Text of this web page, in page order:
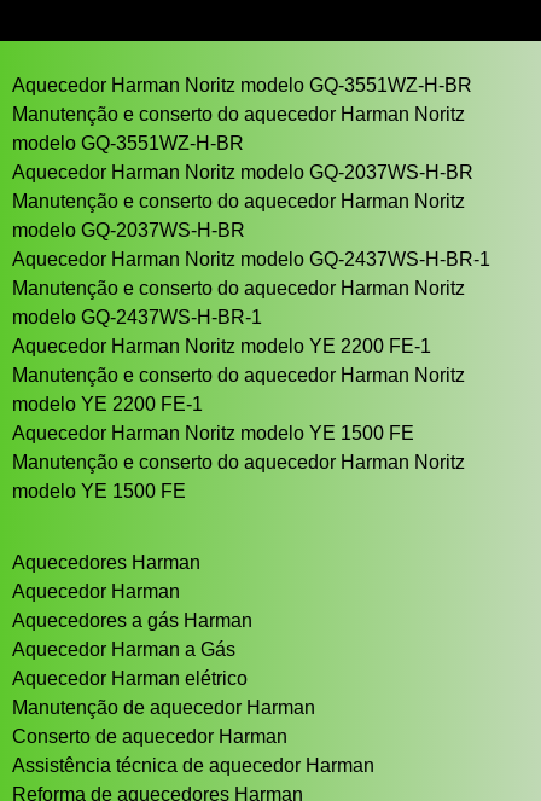
Aquecedor Harman Noritz modelo GQ-3551WZ-H-BR
Manutenção e conserto do aquecedor Harman Noritz
modelo GQ-3551WZ-H-BR
Aquecedor Harman Noritz modelo GQ-2037WS-H-BR
Manutenção e conserto do aquecedor Harman Noritz
modelo GQ-2037WS-H-BR
Aquecedor Harman Noritz modelo GQ-2437WS-H-BR-1
Manutenção e conserto do aquecedor Harman Noritz
modelo GQ-2437WS-H-BR-1
Aquecedor Harman Noritz modelo YE 2200 FE-1
Manutenção e conserto do aquecedor Harman Noritz
modelo YE 2200 FE-1
Aquecedor Harman Noritz modelo YE 1500 FE
Manutenção e conserto do aquecedor Harman Noritz
modelo YE 1500 FE
Aquecedores Harman
Aquecedor Harman
Aquecedores a gás Harman
Aquecedor Harman a Gás
Aquecedor Harman elétrico
Manutenção de aquecedor Harman
Conserto de aquecedor Harman
Assistência técnica de aquecedor Harman
Reforma de aquecedores Harman